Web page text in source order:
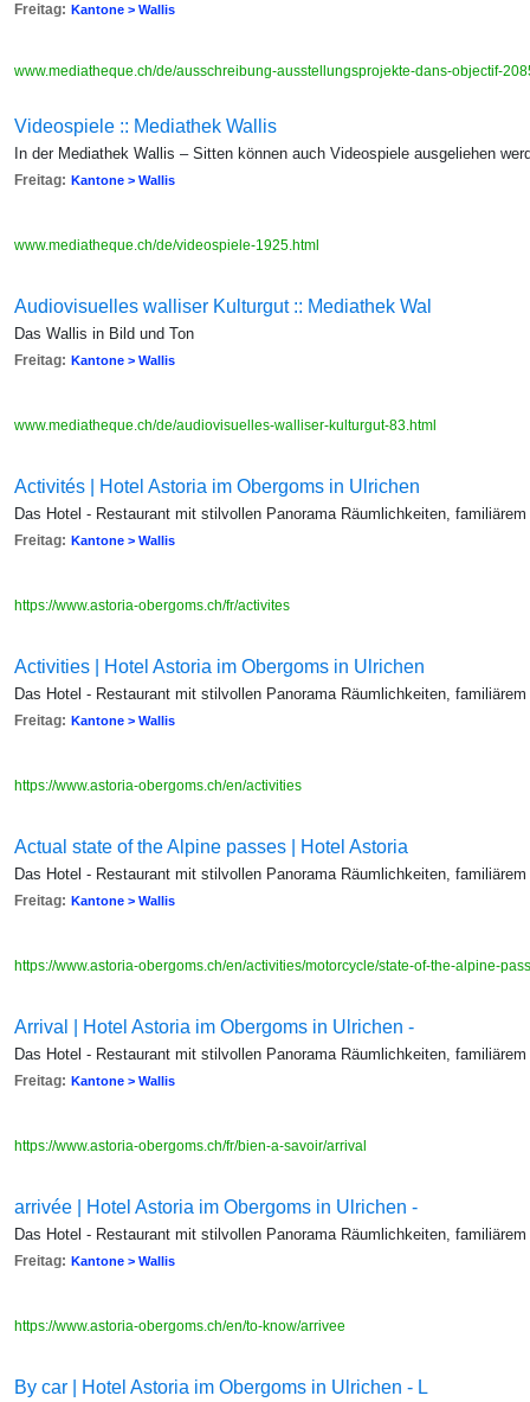
Freitag: Kantone > Wallis
www.mediatheque.ch/de/ausschreibung-ausstellungsprojekte-dans-objectif-
Videospiele :: Mediathek Wallis
In der Mediathek Wallis – Sitten können auch Videospiele ausgeliehen
Freitag: Kantone > Wallis
www.mediatheque.ch/de/videospiele-1925.html
Audiovisuelles walliser Kulturgut :: Mediathek Wal
Das Wallis in Bild und Ton
Freitag: Kantone > Wallis
www.mediatheque.ch/de/audiovisuelles-walliser-kulturgut-83.html
Activités | Hotel Astoria im Obergoms in Ulrichen
Das Hotel - Restaurant mit stilvollen Panorama Räumlichkeiten,
Freitag: Kantone > Wallis
https://www.astoria-obergoms.ch/fr/activites
Activities | Hotel Astoria im Obergoms in Ulrichen
Das Hotel - Restaurant mit stilvollen Panorama Räumlichkeiten,
Freitag: Kantone > Wallis
https://www.astoria-obergoms.ch/en/activities
Actual state of the Alpine passes | Hotel Astoria
Das Hotel - Restaurant mit stilvollen Panorama Räumlichkeiten,
Freitag: Kantone > Wallis
https://www.astoria-obergoms.ch/en/activities/motorcycle/state-of-the-alpine-
Arrival | Hotel Astoria im Obergoms in Ulrichen -
Das Hotel - Restaurant mit stilvollen Panorama Räumlichkeiten,
Freitag: Kantone > Wallis
https://www.astoria-obergoms.ch/fr/bien-a-savoir/arrival
arrivée | Hotel Astoria im Obergoms in Ulrichen -
Das Hotel - Restaurant mit stilvollen Panorama Räumlichkeiten,
Freitag: Kantone > Wallis
https://www.astoria-obergoms.ch/en/to-know/arrivee
By car | Hotel Astoria im Obergoms in Ulrichen - L